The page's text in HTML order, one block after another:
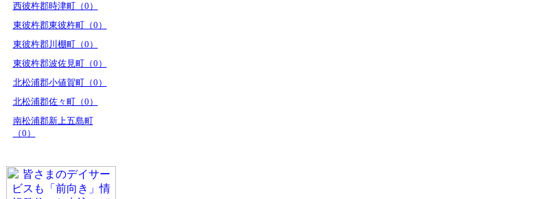
西彼杵郡時津町（0）
東彼杵郡東彼杵町（0）
東彼杵郡川棚町（0）
東彼杵郡波佐見町（0）
北松浦郡小値賀町（0）
北松浦郡佐々町（0）
南松浦郡新上五島町
（0）